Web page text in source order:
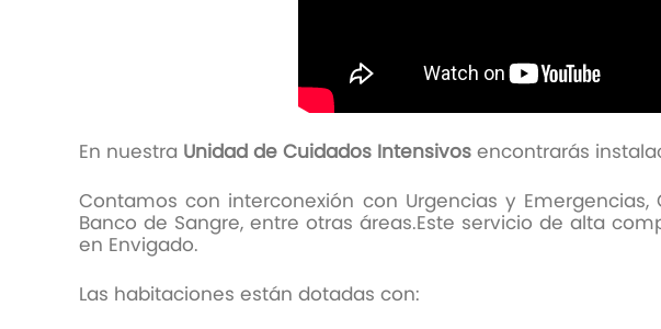
En nuestra Unidad de Cuidados Intensivos encontrarás
Contamos con interconexión con Urgencias y Emergencias,
Banco de Sangre, entre otras áreas.Este servicio de alta
en Envigado.
Las habitaciones están dotadas con: